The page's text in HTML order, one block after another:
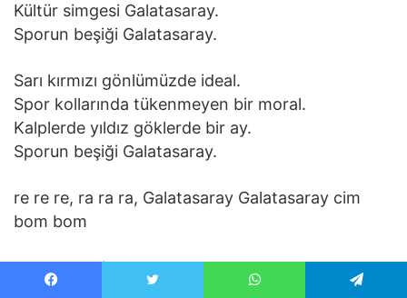
Kültür simgesi Galatasaray.
Sporun beşiği Galatasaray.
Sarı kırmızı gönlümüzde ideal.
Spor kollarında tükenmeyen bir moral.
Kalplerde yıldız göklerde bir ay.
Sporun beşiği Galatasaray.
re re re, ra ra ra, Galatasaray Galatasaray cim
bom bom
Her dalda nice kupalar.
Son hedef şampiyonluklar.